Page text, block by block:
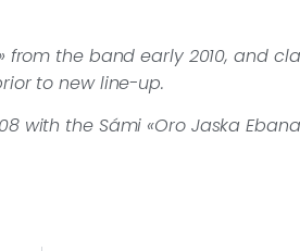
from the band early 2010, and
to new line-up.
with the Sámi «Oro Jaska